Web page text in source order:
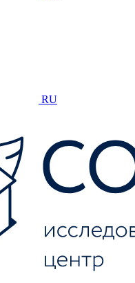
RU